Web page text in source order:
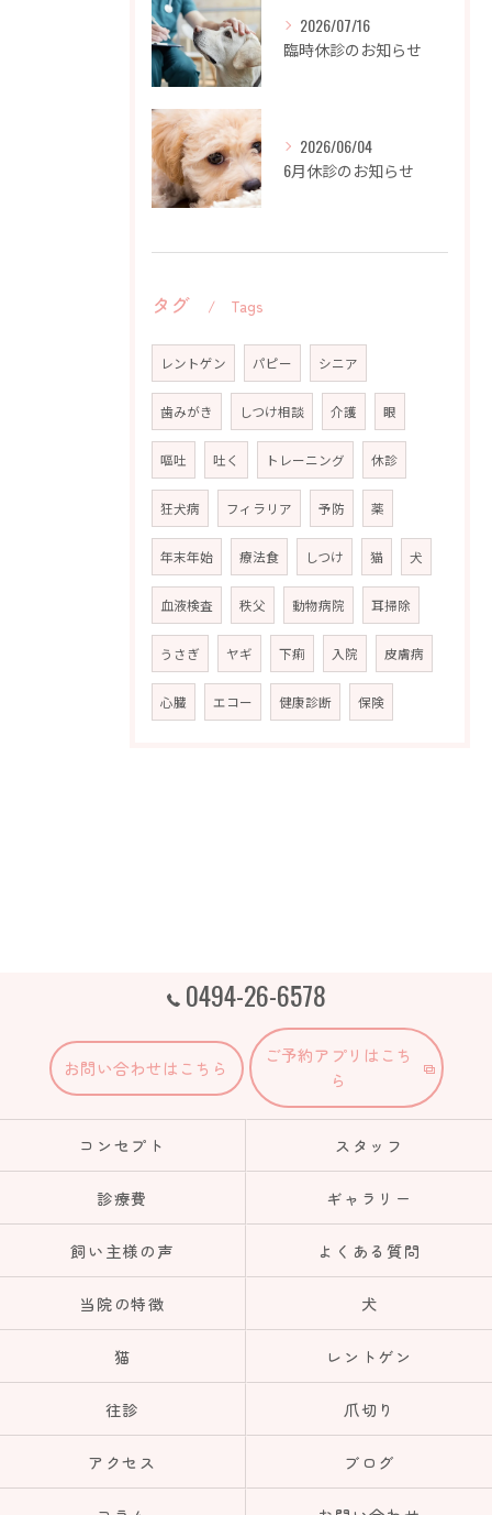
2026/07/16
臨時休診のお知らせ
2026/06/04
6月休診のお知らせ
タグ Tags
レントゲン パピー シニア
歯みがき しつけ相談 介護 眼
嘔吐 吐く トレーニング 休診
狂犬病 フィラリア 予防 薬
年末年始 療法食 しつけ 猫 犬
血液検査 秩父 動物病院 耳掃除
うさぎ ヤギ 下痢 入院 皮膚病
心臓 エコー 健康診断 保険
0494-26-6578
お問い合わせはこちら
ご予約アプリはこち
ら
コンセプト スタッフ
診療費 ギャラリー
飼い主様の声 よくある質問
当院の特徴 犬
猫 レントゲン
往診 爪切り
アクセス ブログ